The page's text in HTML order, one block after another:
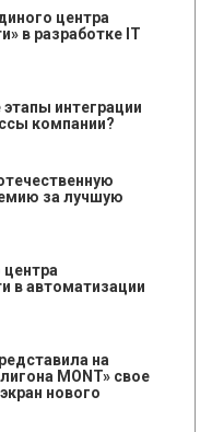
центра
в разработке IT
интеграции
компании?
за лучшую
центра
в автоматизации
на
MONT» свое
нового